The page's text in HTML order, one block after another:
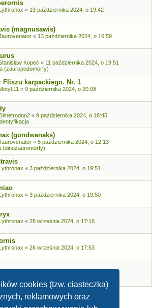
cookies (tzw. ciasteczka)
reklamowych oraz
« 13 października 2024, o 19:42
(magnusawis)
« 13 października 2024, o 16:59
Kopeć « 11 października 2024, o 19:51
(zauropodomorfy)
Fliszu karpackiego. Nr. 1
« 9 października 2024, o 20:08
« 9 października 2024, o 18:45
(gondwanaks)
« 5 października 2024, o 12:13
(dinozauromorfy)
« 3 października 2024, o 19:51
« 3 października 2024, o 19:50
« 28 września 2024, o 17:16
« 26 września 2024, o 17:53